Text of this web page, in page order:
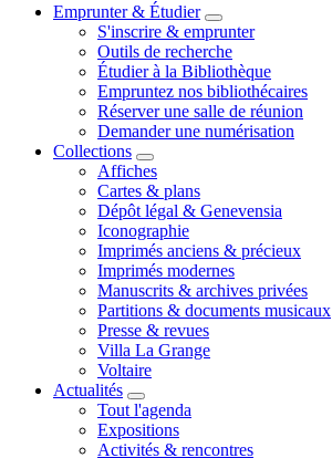
Emprunter & Étudier
S'inscrire & emprunter
Outils de recherche
Étudier à la Bibliothèque
Empruntez nos bibliothécaires
Réserver une salle de réunion
Demander une numérisation
Collections
Affiches
Cartes & plans
Dépôt légal & Genevensia
Iconographie
Imprimés anciens & précieux
Imprimés modernes
Manuscrits & archives privées
Partitions & documents musicaux
Presse & revues
Villa La Grange
Voltaire
Actualités
Tout l'agenda
Expositions
Activités & rencontres